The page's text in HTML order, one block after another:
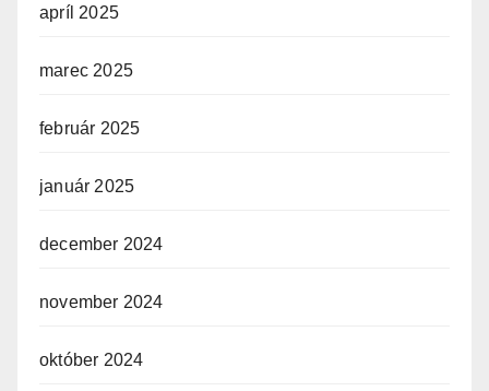
apríl 2025
marec 2025
február 2025
január 2025
december 2024
november 2024
október 2024